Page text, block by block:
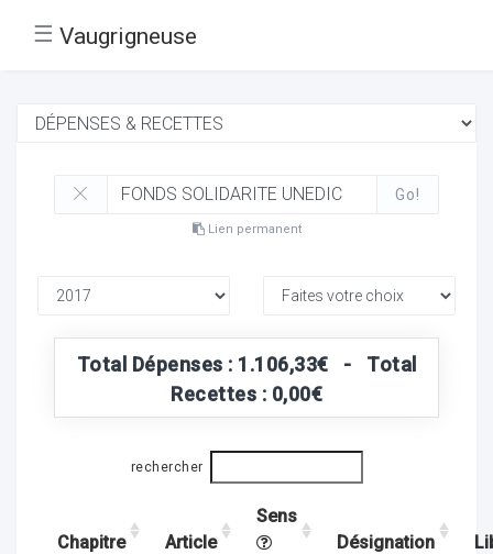
☰ Vaugrigneuse
Go!
Lien permanent
Total Dépenses : 1.106,33€ - Total
Recettes : 0,00€
rechercher
Chapitre Article
Sens
Désignation